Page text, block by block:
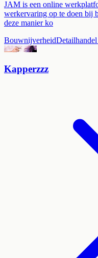
JAM is een online
werkervaring op te doen bij
deze manier ko
BouwnijverheidDetailhandel
Kapperzzz